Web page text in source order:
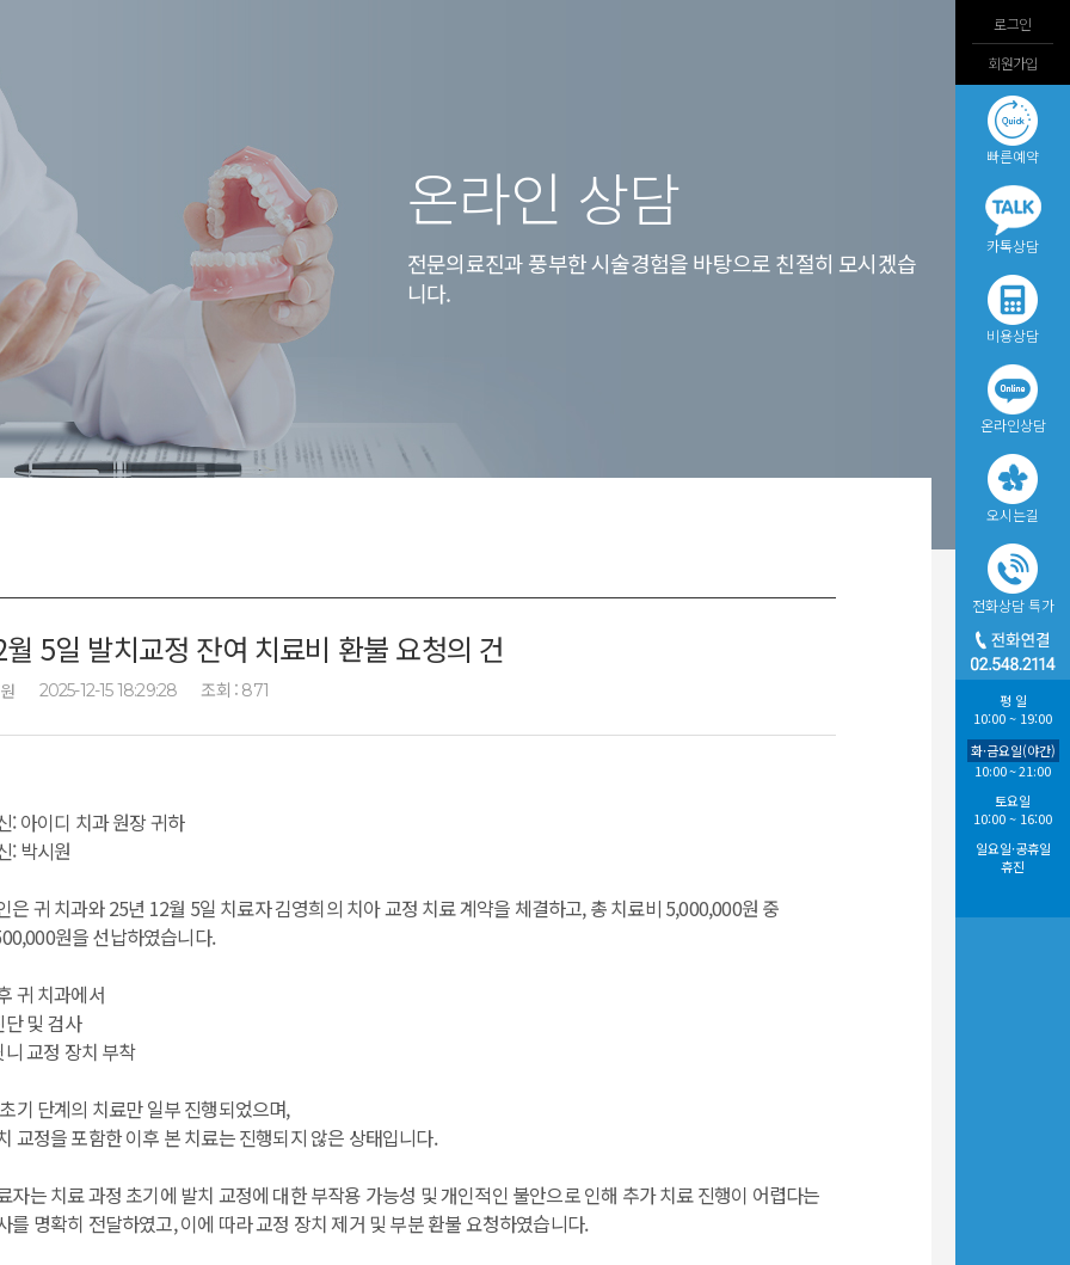
온라인 상담
전문의료진과 풍부한 시술경험을 바탕으로 친절히 모시겠습
니다.
월 5일 발치교정 잔여 치료비 환불 요청의 건
2025-12-15 18:29:28 조회 : 871
: 아이디 치과 원장 귀하
: 박시원
은 귀 치과와 25년 12월 5일 치료자 김영희의 치아 교정 치료 계약을 체결하고, 총 치료비 5,000,000원 중
원을 선납하였습니다.
귀 치과에서
단 및 검사
니 교정 장치 부착
기 단계의 치료만 일부 진행되었으며,
교정을 포함한 이후 본 치료는 진행되지 않은 상태입니다.
자는 치료 과정 초기에 발치 교정에 대한 부작용 가능성 및 개인적인 불안으로 인해 추가 치료 진행이 어렵다는
를 명확히 전달하였고, 이에 따라 교정 장치 제거 및 부분 환불 요청하였습니다.
로그인
회원가입
빠른예약
카톡상담
비용상담
온라인상담
오시는길
전화상담특가
평 일
10:00 ~ 19:00
화·금요일(야간)
10:00 ~ 21:00
토요일
10:00 ~ 16:00
일요일·공휴일
휴진